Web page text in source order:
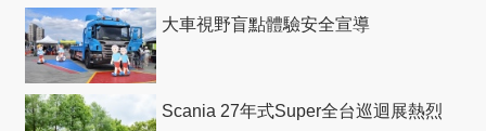
大車視野盲點體驗安全宣導
Scania 27年式Super全台巡迴展熱烈